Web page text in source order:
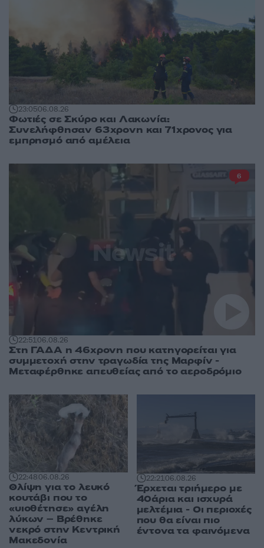
23:0506.08.26
Φωτιές σε Σκύρο και Λακωνία:
Συνελήφθησαν 63χρονη και 71χρονος για
εμπρησμό από αμέλεια
22:5106.08.26
Στη ΓΑΔΑ η 46χρονη που κατηγορείται για
συμμετοχή στην τραγωδία της Μαρφίν -
Μεταφέρθηκε απευθείας από το αεροδρόμιο
6
22:4806.08.26
Θλίψη για το λευκό
κουτάβι που το
«υιοθέτησε» αγέλη
λύκων – Βρέθηκε
νεκρό στην Κεντρική
Μακεδονία
22:2106.08.26
Έρχεται τριήμερο με
40άρια και ισχυρά
μελτέμια - Οι περιοχές
που θα είναι πιο
έντονα τα φαινόμενα